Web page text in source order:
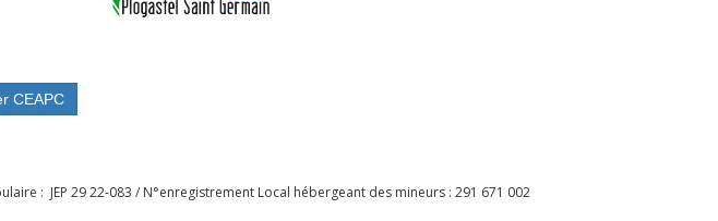
CEAPC
: JEP 29 22-083 / N°enregistrement Local hébergeant des mineurs : 291 671 002